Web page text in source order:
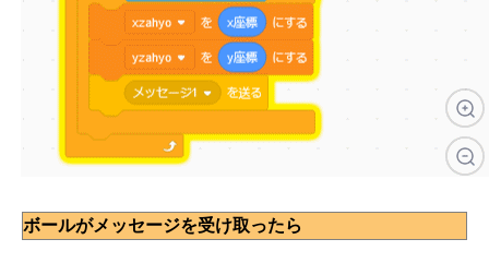
ボールがメッセージを受け取ったら